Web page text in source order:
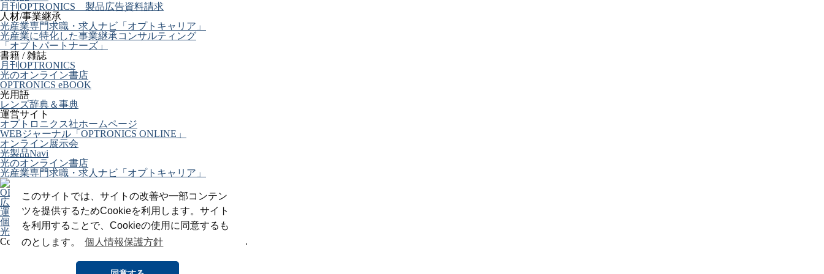
このサイトでは、サイトの改善や一部コンテン
ツを提供するためCookieを利用します。サイト
を利用することで、Cookieの使用に同意するも
のとします。
個人情報保護方針
月刊OPTRONICS 製品広告資料請求
人材/事業継承
光産業専門求職・求人ナビ「オプトキャリア」
光産業に特化した事業継承コンサルティング
「オプトパートナーズ」
書籍 / 雑誌
月刊OPTRONICS
光のオンライン書店
OPTRONICS eBOOK
光用語
レンズ辞典＆事典
運営サイト
オプトロニクス社ホームページ
WEBジャーナル「OPTRONICS ONLINE」
オンライン展示会
光製品Navi
光のオンライン書店
光産業専門求職・求人ナビ「オプトキャリア」
OPTRONICS ONLINE について
広告掲載について
運営会社
個人情報
光関連リンク集
Copyright (C) 2025 The Optronics Co., Ltd. All rights reserved.